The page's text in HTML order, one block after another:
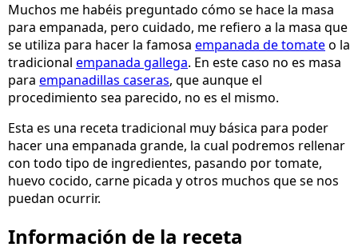
Muchos me habéis preguntado cómo se hace la masa
para empanada, pero cuidado, me refiero a la masa que
se utiliza para hacer la famosa empanada de tomateo la
tradicional empanada gallega. En este caso no es masa
para empanadillas caseras, que aunque el
procedimiento sea parecido, no es el mismo.
Esta es una receta tradicional muy básica para poder
hacer una empanada grande, la cual podremos rellenar
con todo tipo de ingredientes, pasando por tomate,
huevo cocido, carne picada y otros muchos que se nos
puedan ocurrir.
Información de la receta